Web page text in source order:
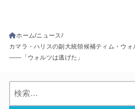
ホーム ニュース
カマラ・ハリスの副大統領候補ティム・ウ
――「ウォルツは逃げた」